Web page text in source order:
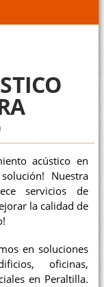
acústico en
Nuestra
servicios de
la calidad de
en soluciones
oficinas,
en Peraltilla.